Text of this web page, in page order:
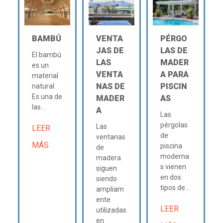
BAMBÚ
El bambú
es un
material
natural.
Es una de
las...
LEER
MÁS
VENTA
JAS DE
LAS
VENTA
NAS DE
MADER
A
Las
ventanas
de
madera
siguen
siendo
ampliam
ente
utilizadas
en
PÉRGO
LAS DE
MADER
A PARA
PISCIN
AS
Las
pérgolas
de
piscina
moderna
s vienen
en dos
tipos de...
LEER